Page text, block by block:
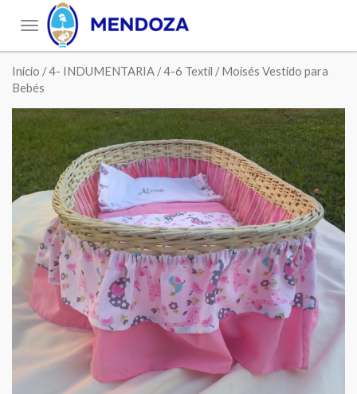
Toggle
navigation
Inicio /4- INDUMENTARIA /4-6 Textil / Moisés Vestido para
Bebés